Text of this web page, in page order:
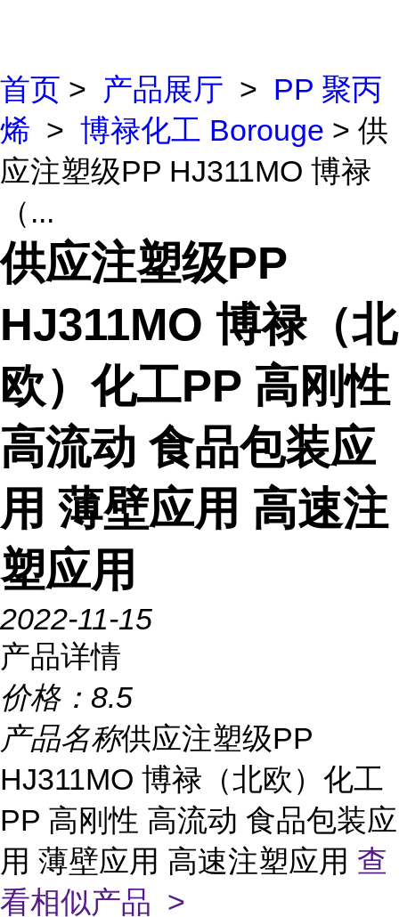
首页 > 产品展厅 > PP 聚丙
烯 > 博禄化工 Borouge > 供
应注塑级PP HJ311MO 博禄
（...
供应注塑级PP
HJ311MO 博禄（北
欧）化工PP 高刚性
高流动 食品包装应
用 薄壁应用 高速注
塑应用
2022-11-15
产品详情
价格： 8.5
产品名称供应注塑级PP
HJ311MO 博禄（北欧）化工
PP 高刚性 高流动 食品包装应
用 薄壁应用 高速注塑应用 查
看相似产品 >